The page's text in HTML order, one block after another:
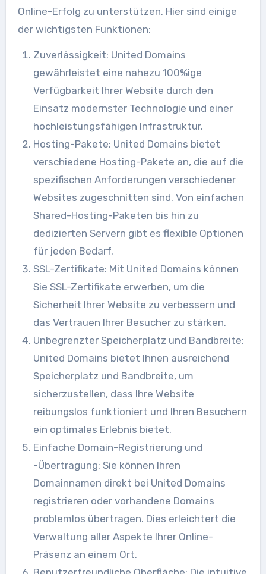
Online-Erfolg zu unterstützen. Hier sind einige
der wichtigsten Funktionen:
Zuverlässigkeit: United Domains
gewährleistet eine nahezu 100%ige
Verfügbarkeit Ihrer Website durch den
Einsatz modernster Technologie und einer
hochleistungsfähigen Infrastruktur.
Hosting-Pakete: United Domains bietet
verschiedene Hosting-Pakete an, die auf die
spezifischen Anforderungen verschiedener
Websites zugeschnitten sind. Von einfachen
Shared-Hosting-Paketen bis hin zu
dedizierten Servern gibt es flexible Optionen
für jeden Bedarf.
SSL-Zertifikate: Mit United Domains können
Sie SSL-Zertifikate erwerben, um die
Sicherheit Ihrer Website zu verbessern und
das Vertrauen Ihrer Besucher zu stärken.
Unbegrenzter Speicherplatz und Bandbreite:
United Domains bietet Ihnen ausreichend
Speicherplatz und Bandbreite, um
sicherzustellen, dass Ihre Website
reibungslos funktioniert und Ihren Besuchern
ein optimales Erlebnis bietet.
Einfache Domain-Registrierung und
-Übertragung: Sie können Ihren
Domainnamen direkt bei United Domains
registrieren oder vorhandene Domains
problemlos übertragen. Dies erleichtert die
Verwaltung aller Aspekte Ihrer Online-
Präsenz an einem Ort.